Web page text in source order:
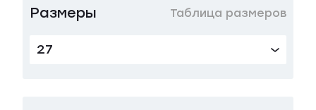
Размеры Таблица размеров
27